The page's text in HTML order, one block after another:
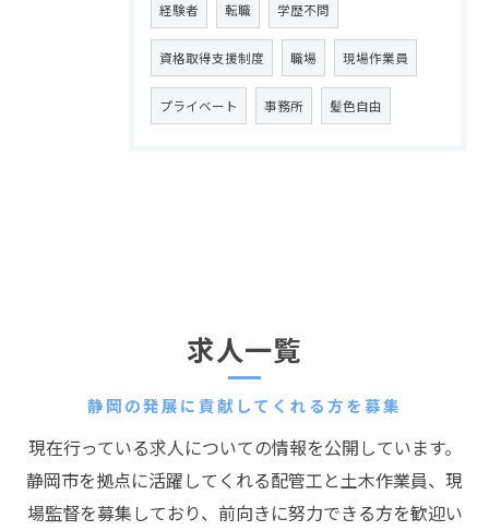
経験者 転職 学歴不問
資格取得支援制度 職場 現場作業員
プライベート 事務所 髪色自由
静岡の発展に貢献してくれる方を募集
求人一覧
現在行っている求人についての情報を公開しています。
静岡市を拠点に活躍してくれる配管工と土木作業員、現
場監督を募集しており、前向きに努力できる方を歓迎い